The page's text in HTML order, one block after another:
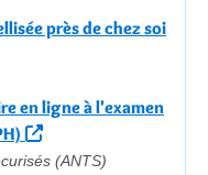
près de chez soi
en ligne à l'examen
(ANTS)